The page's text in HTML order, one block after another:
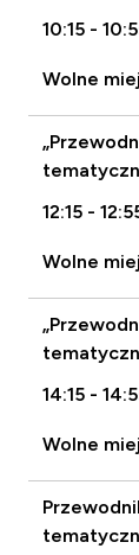
10:15 -
Wolne
12:15 -
Wolne
14:15 -
Wolne